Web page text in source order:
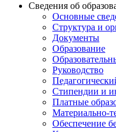
Сведения об
Основные
Структура и
Документы
Образование
Руководство
Стипендии и
Платные
Материально-
Обеспечение